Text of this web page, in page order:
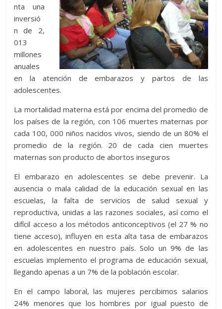
nta una
inversió
n de 2,
013
millones
anuales
en la atención de embarazos y partos de las
adolescentes.
La mortalidad materna está por encima del promedio de
los países de la región, con 106 muertes maternas por
cada 100, 000 niños nacidos vivos, siendo de un 80% el
promedio de la región. 20 de cada cien muertes
maternas son producto de abortos inseguros
El embarazo en adolescentes se debe prevenir. La
ausencia o mala calidad de la educación sexual en las
escuelas, la falta de servicios de salud sexual y
reproductiva, unidas a las razones sociales, así como el
difícil acceso a los métodos anticonceptivos (el 27 % no
tiene acceso), influyen en esta alta tasa de embarazos
en adolescentes en nuestro país. Solo un 9% de las
escuelas implemento el programa de educación sexual,
llegando apenas a un 7% de la población escolar.
En el campo laboral, las mujeres percibimos salarios
24% menores que los hombres por igual puesto de